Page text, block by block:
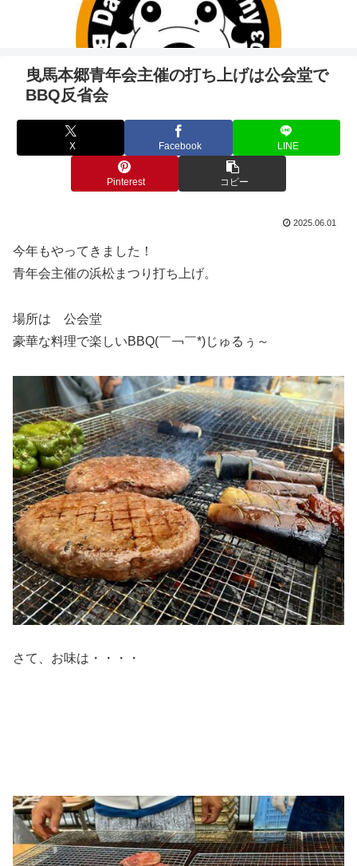
曳馬本郷青年会主催の打ち上げは公会堂で
BBQ反省会
X Facebook LINE
Pinterest コピー
2025.06.01
今年もやってきました！
青年会主催の浜松まつり打ち上げ。
場所は 公会堂
豪華な料理で楽しいBBQ(￣￢￣*)じゅるぅ～
さて、お味は・・・・